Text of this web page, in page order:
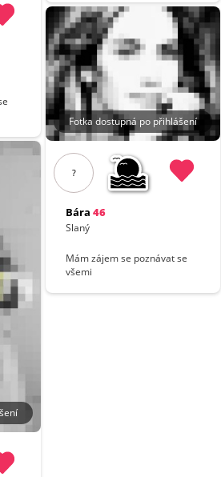
Fotka dostupná po přihlášení
?
Bára 46
Slaný
Mám zájem se poznávat se
všemi